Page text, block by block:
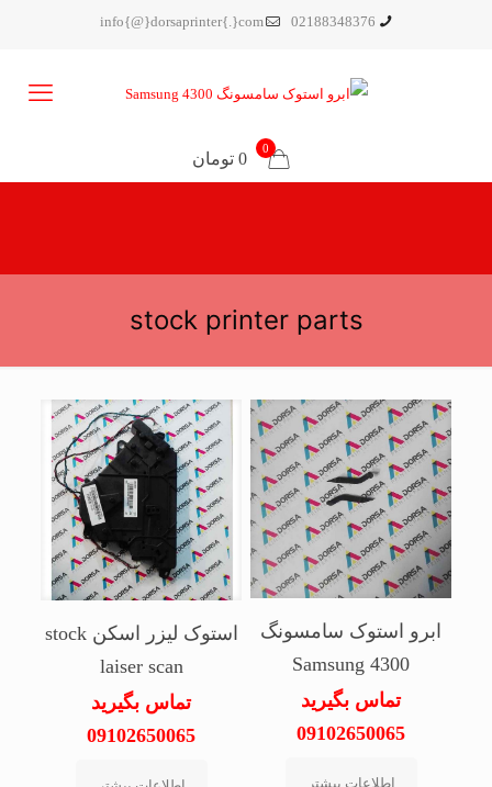
02188348376
info{@}dorsaprinter{.}com
0
0 تومان
stock printer parts
ابرو استوک سامسونگ
Samsung 4300
تماس بگیرید
09102650065
اطلاعات بیشتر
استوک لیزر اسکن stock
laiser scan
تماس بگیرید
09102650065